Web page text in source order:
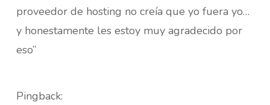
proveedor de hosting no creía que yo fuera yo…
y honestamente les estoy muy agradecido por
eso”
Pingback: